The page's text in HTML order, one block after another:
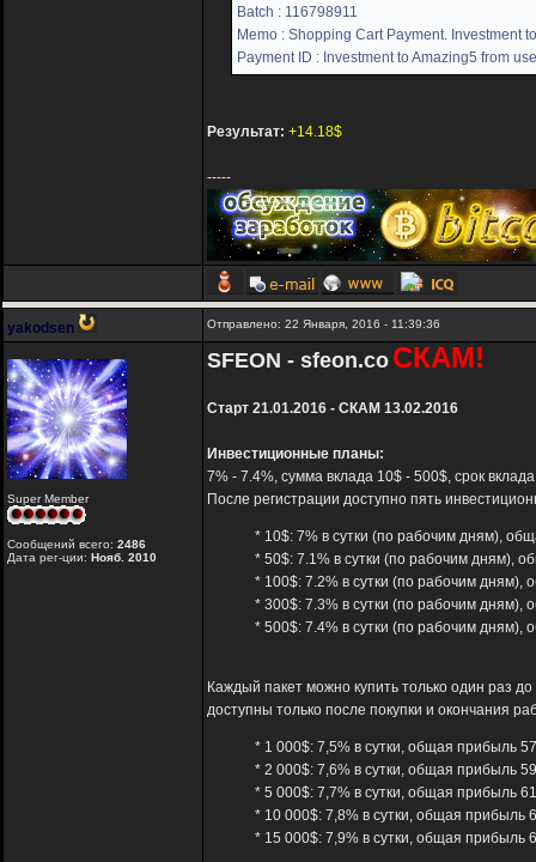
Batch : 116798911
Memo : Shopping Cart Payment. Investment
Payment ID : Investment to Amazing5 from
Результат: +14.18$
-----
yakodsen Отправлено: 22 Января, 2016 - 11:39:36
Super Member
Сообщений всего: 2486
Дата рег-ции: Нояб. 2010
SFEON - sfeon.co СКАМ!
Старт 21.01.2016 - СКАМ 13.02.2016
Инвестиционные планы:
7% - 7.4%, сумма вклада 10$ - 500$, срок
После регистрации доступно пять
* 10$: 7% в сутки (по рабочим дням),
* 50$: 7.1% в сутки (по рабочим дням),
* 100$: 7.2% в сутки (по рабочим дням),
* 300$: 7.3% в сутки (по рабочим дням),
* 500$: 7.4% в сутки (по рабочим дням),
Каждый пакет можно купить только один раз
доступны только после покупки и окончания
* 1 000$: 7,5% в сутки, общая прибыль
* 2 000$: 7,6% в сутки, общая прибыль
* 5 000$: 7,7% в сутки, общая прибыль
* 10 000$: 7,8% в сутки, общая прибыль
* 15 000$: 7,9% в сутки, общая прибыль